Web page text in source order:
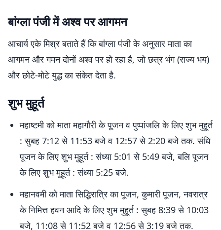
बांग्ला पंजी में अश्व पर आगमन
आचार्य एके मिश्र बताते हैं कि बांग्ला पंजी के अनुसार माता का
आगमन और गमन दोनों अश्व पर हो रहा है, जो छत्र भंग (राज्य भय)
और छोटे-मोटे युद्ध का संकेत देता है.
शुभ मुहूर्त
महाष्टमी को माता महागौरी के पूजन व पुष्पांजलि के लिए शुभ मुहूर्त
: सुबह 7:12 से 11:53 बजे व 12:57 से 2:20 बजे तक. संधि
पूजन के लिए शुभ मुहूर्त : संध्या 5:01 से 5:49 बजे, बलि पूजन
के लिए शुभ मुहूर्त : संध्या 5:25 बजे.
महानवमी को माता सिद्धिरात्रि का पूजन, कुमारी पूजन, नवरात्र
के निमित्त हवन आदि के लिए शुभ मुहूर्त : सुबह 8:39 से 10:03
बजे, 11:08 से 11:52 बजे व 12:56 से 3:19 बजे तक.